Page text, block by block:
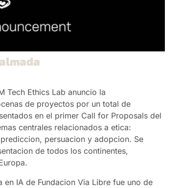
Tech Ethics Lab anuncio la
de proyectos por un total de
en el primer Call for Proposals del
centrales relacionados a etica:
persuacion y adopcion. Se
de todos los continentes,
IA de Fundacion Via Libre fue uno de